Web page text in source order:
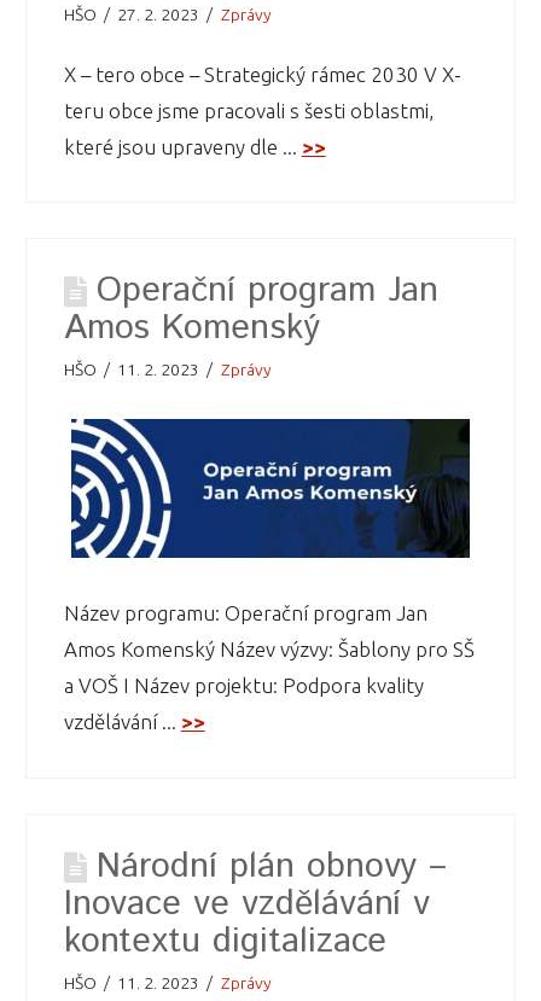
HŠO 27. 2. 2023 Zprávy
X – tero obce – Strategický rámec 2030 V X-
teru obce jsme pracovali s šesti oblastmi,
které jsou upraveny dle ... >>
Operační program Jan
Amos Komenský
HŠO 11. 2. 2023 Zprávy
Název programu: Operační program Jan
Amos Komenský Název výzvy: Šablony pro SŠ
a VOŠ I Název projektu: Podpora kvality
vzdělávání ... >>
Národní plán obnovy –
Inovace ve vzdělávání v
kontextu digitalizace
HŠO 11. 2. 2023 Zprávy